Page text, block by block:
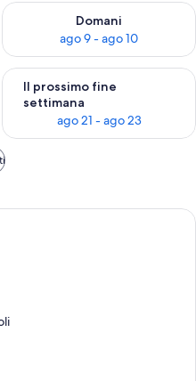
sera, ago 8 - ago 9
Domani
ago 9 - ago 10
Verifica la disponibilità per
fine settimana, ago 14 -
Il prossimo fine
settimana
ago 21 - ago 23
Verifica la disponibilità per il
Una camera d'albergo con un letto